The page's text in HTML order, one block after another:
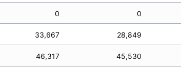
0 0
33,667 28,849
46,317 45,530